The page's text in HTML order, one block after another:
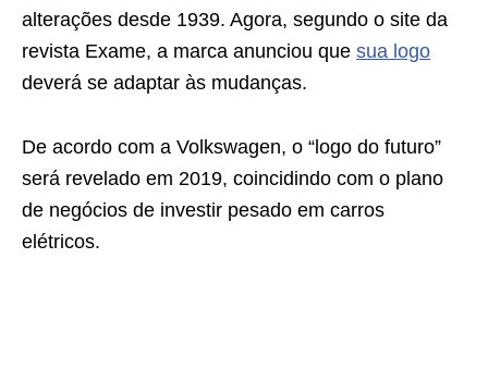
alterações desde 1939. Agora, segundo o site da
revista Exame, a marca anunciou que sua logo
deverá se adaptar às mudanças.
De acordo com a Volkswagen, o “logo do futuro”
será revelado em 2019, coincidindo com o plano
de negócios de investir pesado em carros
elétricos.